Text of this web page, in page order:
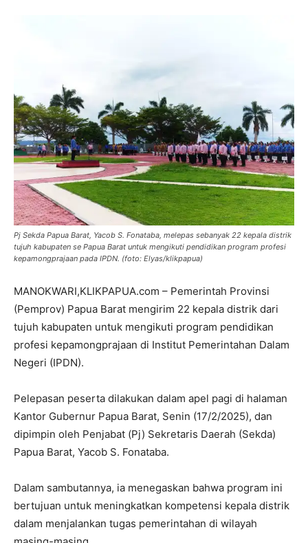
Pj Sekda Papua Barat, Yacob S. Fonataba, melepas sebanyak 22 kepala distrik
tujuh kabupaten se Papua Barat untuk mengikuti pendidikan program profesi
kepamongprajaan pada IPDN. (foto: Elyas/klikpapua)
MANOKWARI,KLIKPAPUA.com – Pemerintah Provinsi
(Pemprov) Papua Barat mengirim 22 kepala distrik dari
tujuh kabupaten untuk mengikuti program pendidikan
profesi kepamongprajaan di Institut Pemerintahan Dalam
Negeri (IPDN).
Pelepasan peserta dilakukan dalam apel pagi di halaman
Kantor Gubernur Papua Barat, Senin (17/2/2025), dan
dipimpin oleh Penjabat (Pj) Sekretaris Daerah (Sekda)
Papua Barat, Yacob S. Fonataba.
Dalam sambutannya, ia menegaskan bahwa program ini
bertujuan untuk meningkatkan kompetensi kepala distrik
dalam menjalankan tugas pemerintahan di wilayah